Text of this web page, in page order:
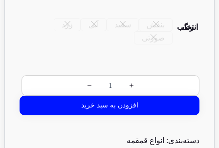
انتخاب رنگ بنفش سفید آبی
زرد
صورتی
افزودن به سبد خرید
دسته‌بندی: انواع قمقمه